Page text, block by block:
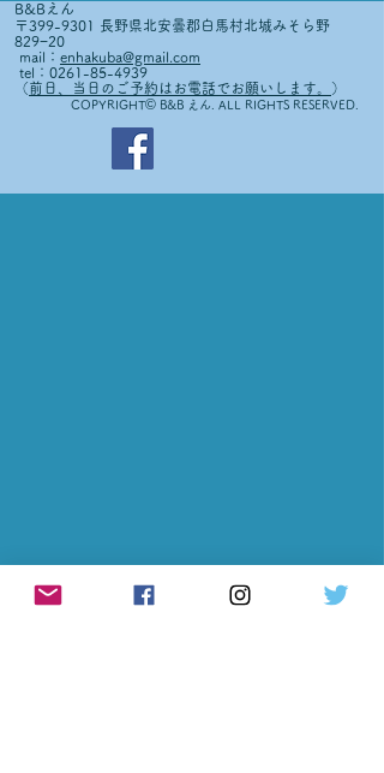
B&Bえん
〒399-9301 長野県北安曇郡白馬村北城みそら野
829−20
mail： enhakuba@gmail.com
tel：0261-85-4939
（ 前日、当日のご予約はお電話でお願いします。 ）
COPYRIGHT© B&B えん. ALL RIGHTS RESERVED.